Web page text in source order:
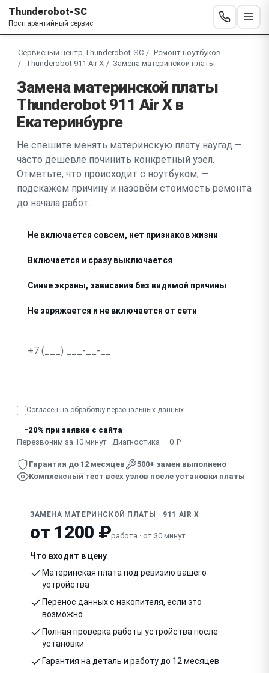
Thunderobot-SC
Постгарантийный сервис
Сервисный центр Thunderobot-SC
Ремонт ноутбуков
Thunderobot 911 Air X
Замена материнской платы
Замена материнской платы
Thunderobot 911 Air X в
Екатеринбурге
Не спешите менять материнскую плату наугад —
часто дешевле починить конкретный узел.
Отметьте, что происходит с ноутбуком, —
подскажем причину и назовём стоимость ремонта
до начала работ.
Не включается совсем, нет признаков жизни
Включается и сразу выключается
Синие экраны, зависания без видимой причины
Не заряжается и не включается от сети
Экстренное отключение с запахом гари
Согласен на обработку персональных данных
−20% при заявке с сайта
Перезвоним за 10 минут · Диагностика — 0 ₽
Гарантия до 12 месяцев
500+ замен выполнено
Комплексный тест всех узлов после установки платы
ЗАМЕНА МАТЕРИНСКОЙ ПЛАТЫ · 911 AIR X
от 1200 ₽работа · от 30 минут
Что входит в цену
Материнская плата под ревизию вашего
устройства
Перенос данных с накопителя, если это
возможно
Полная проверка работы устройства после
установки
Гарантия на деталь и работу до 12 месяцев